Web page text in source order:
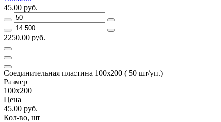
45.00 руб.
2250.00 руб.
Соединительная пластина 100х200 ( 50 шт/уп.)
Размер
100х200
Цена
45.00 руб.
Кол-во, шт